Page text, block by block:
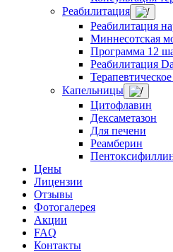
Реабилитация
Реабилитация
Миннесотская
Программа 12
Реабилитация
Капельницы
Цитофлавин
Дексаметазон
Для печени
Реамберин
Цены
Лицензии
Отзывы
Фотогалерея
Акции
FAQ
Контакты